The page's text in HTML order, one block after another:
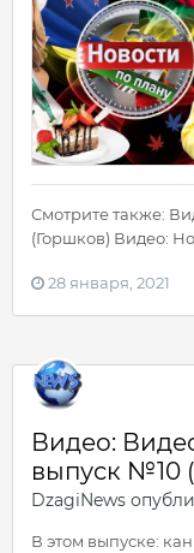
Смотрите также:
(Горшков) Видео:
28 января, 2021
Видео:
выпуск №10
DzagiNews
В этом выпуске: